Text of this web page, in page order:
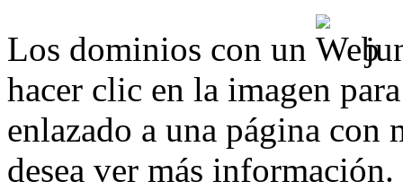
Los dominios con un
hacer clic en la imagen
enlazado a una página con
desea ver más información.